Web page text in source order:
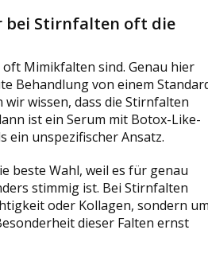
bei Stirnfalten oft die
Mimikfalten sind. Genau hier
Behandlung von einem
wissen, dass die Stirnfalten
ist ein Serum mit Botox-Like-
ein unspezifischer Ansatz.
beste Wahl, weil es für genau
stimmig ist. Bei Stirnfalten
oder Kollagen, sondern
dieser Falten ernst